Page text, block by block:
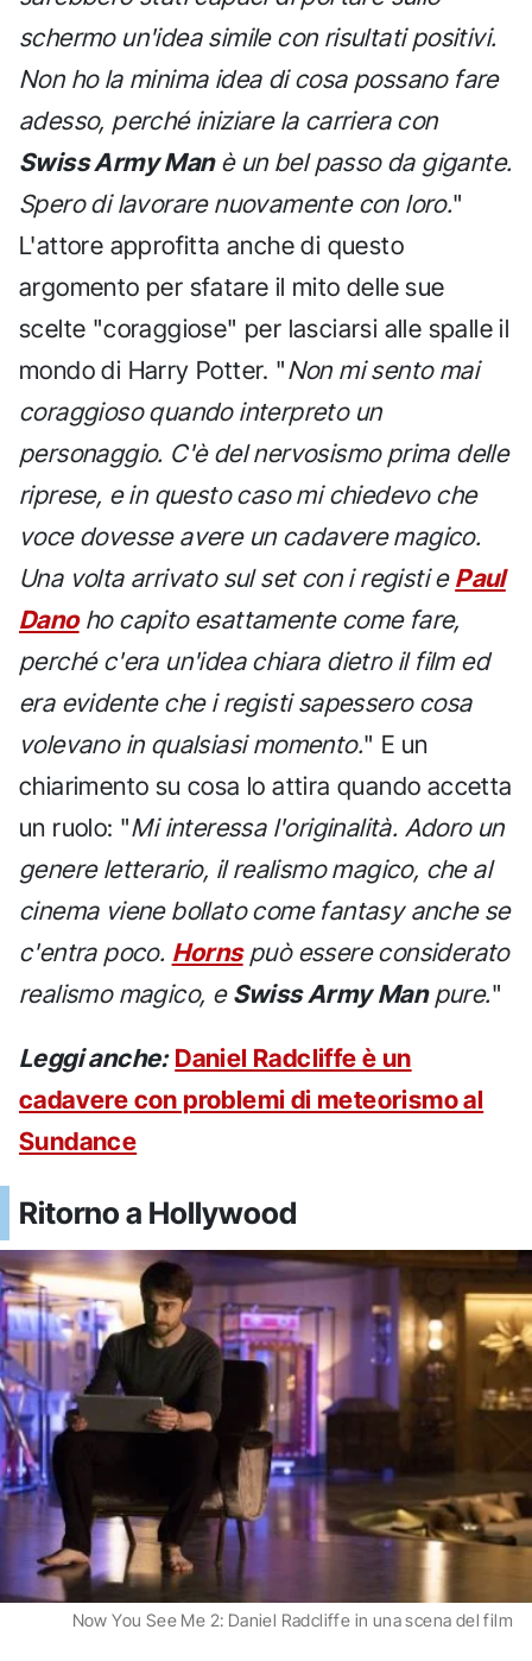
schermo un'idea simile con risultati positivi.
Non ho la minima idea di cosa possano fare
adesso, perché iniziare la carriera con
Swiss Army Manè un bel passo da gigante.
Spero di lavorare nuovamente con loro."
L'attore approfitta anche di questo
argomento per sfatare il mito delle sue
scelte "coraggiose" per lasciarsi alle spalle il
mondo di Harry Potter. "Non mi sento mai
coraggioso quando interpreto un
personaggio. C'è del nervosismo prima delle
riprese, e in questo caso mi chiedevo che
voce dovesse avere un cadavere magico.
Una volta arrivato sul set con i registi e Paul
Danoho capito esattamente come fare,
perché c'era un'idea chiara dietro il film ed
era evidente che i registi sapessero cosa
volevano in qualsiasi momento." E un
chiarimento su cosa lo attira quando accetta
un ruolo: "Mi interessa l'originalità. Adoro un
genere letterario, il realismo magico, che al
cinema viene bollato come fantasy anche se
c'entra poco. Hornspuò essere considerato
realismo magico, e Swiss Army Manpure."
Leggi anche: Daniel Radcliffe è un
cadavere con problemi di meteorismo al
Sundance
Ritorno a Hollywood
Now You See Me 2: Daniel Radcliffe in una scena del film